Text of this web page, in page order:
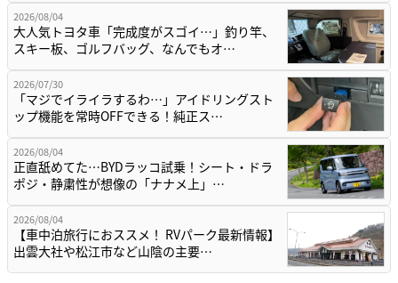
2026/08/04
大人気トヨタ車「完成度がスゴイ…」釣り竿、
スキー板、ゴルフバッグ、なんでもオ…
2026/07/30
「マジでイライラするわ…」アイドリングスト
ップ機能を常時OFFできる！純正ス…
2026/08/04
正直舐めてた…BYDラッコ試乗！シート・ドラ
ポジ・静粛性が想像の「ナナメ上」…
2026/08/04
【車中泊旅行におススメ！ RVパーク最新情報】
出雲大社や松江市など山陰の主要…